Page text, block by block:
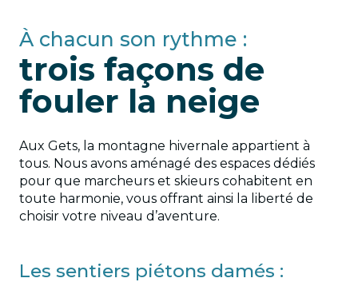
À chacun son rythme :
trois façons de
fouler la neige
Aux Gets, la montagne hivernale appartient à
tous. Nous avons aménagé des espaces dédiés
pour que marcheurs et skieurs cohabitent en
toute harmonie, vous offrant ainsi la liberté de
choisir votre niveau d’aventure.
Les sentiers piétons damés :